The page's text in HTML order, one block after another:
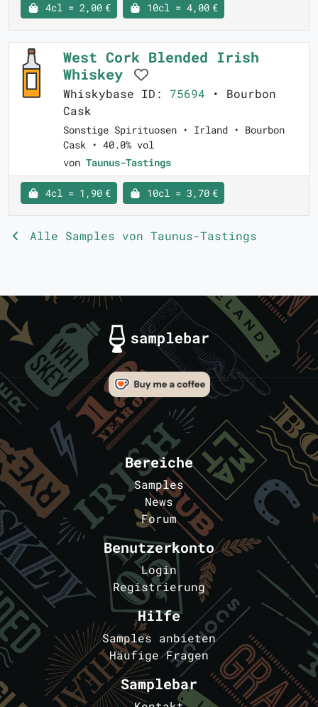
4cl = 2,00 € 10cl = 4,00 €
West Cork Blended Irish
Whiskey
Whiskybase ID: 75694 • Bourbon
Cask
Sonstige Spirituosen • Irland • Bourbon
Cask • 40.0% vol
von Taunus-Tastings
4cl = 1,90 € 10cl = 3,70 €
Alle Samples von Taunus-Tastings
Bereiche
Samples
News
Forum
Benutzerkonto
Login
Registrierung
Hilfe
Samples anbieten
Häufige Fragen
Samplebar